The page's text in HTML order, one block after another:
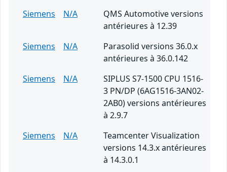
Siemens
N/A
QMS Automotive versions
antérieures à 12.39
Siemens
N/A
Parasolid versions 36.0.x
antérieures à 36.0.142
Siemens
N/A
SIPLUS S7-1500 CPU 1516-
3 PN/DP (6AG1516-3AN02-
2AB0) versions antérieures
à 2.9.7
Siemens
N/A
Teamcenter Visualization
versions 14.3.x antérieures
à 14.3.0.1